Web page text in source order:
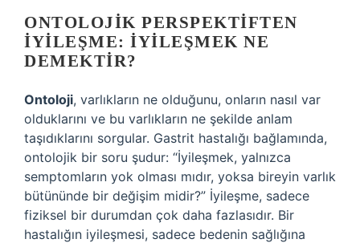
ONTOLOJIK PERSPEKTIFTEN
İYILEŞME: İYILEŞMEK NE
DEMEKTIR?
Ontoloji, varlıkların ne olduğunu, onların nasıl var
olduklarını ve bu varlıkların ne şekilde anlam
taşıdıklarını sorgular. Gastrit hastalığı bağlamında,
ontolojik bir soru şudur: “İyileşmek, yalnızca
semptomların yok olması mıdır, yoksa bireyin varlık
bütününde bir değişim midir?” İyileşme, sadece
fiziksel bir durumdan çok daha fazlasıdır. Bir
hastalığın iyileşmesi, sadece bedenin sağlığına